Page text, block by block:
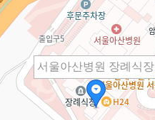
서울아산병원 장례식장